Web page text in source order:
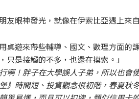
友眼神發光，就像在伊索比亞遇上來
用桌遊來帶些輔導、國文、數理方面
只是接觸的不多，也還在摸索。」
啊！胖子在大學誤人子弟，所以也會
堡》時間短、投資觀念很初階，春夏